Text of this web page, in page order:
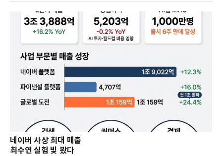
네이버 사상 최대 매출
최수연 실험 빛 봤다